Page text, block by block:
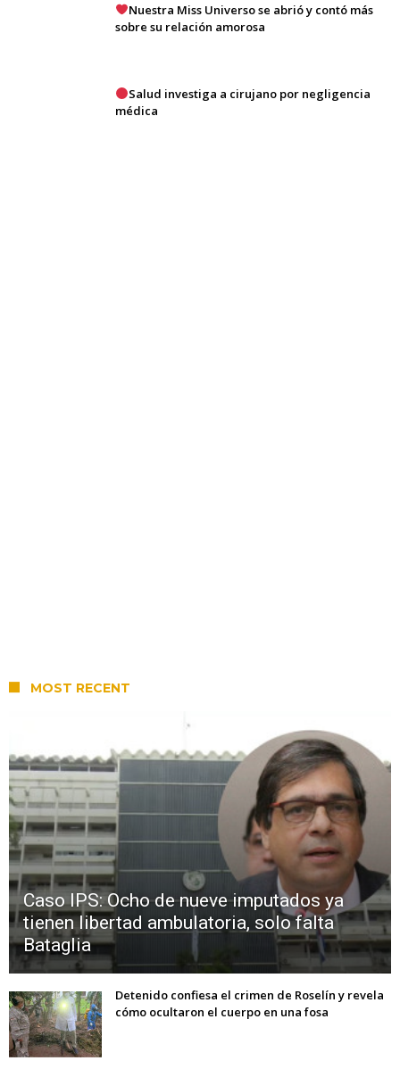
Nuestra Miss Universo se abrió y contó más
sobre su relación amorosa
Salud investiga a cirujano por negligencia
médica
MOST RECENT
Caso IPS: Ocho de nueve imputados ya
tienen libertad ambulatoria, solo falta
Bataglia
Detenido confiesa el crimen de Roselín y revela
cómo ocultaron el cuerpo en una fosa